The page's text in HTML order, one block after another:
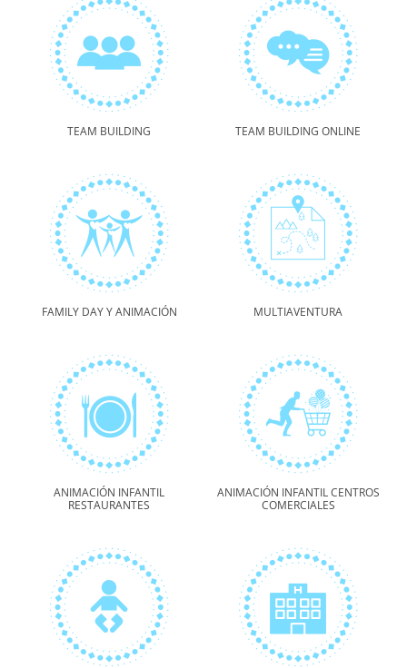
TEAM BUILDING TEAM BUILDING ONLINE
FAMILY DAY Y ANIMACIÓN MULTIAVENTURA
ANIMACIÓN INFANTIL
RESTAURANTES
ANIMACIÓN INFANTIL CENTROS
COMERCIALES